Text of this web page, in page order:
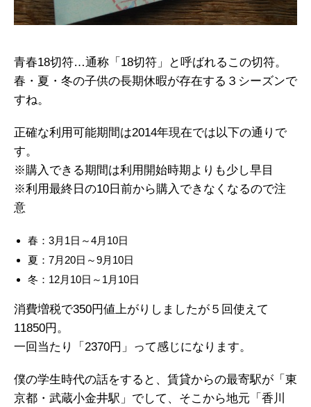
青春18切符…通称「18切符」と呼ばれるこの切符。
春・夏・冬の子供の長期休暇が存在する３シーズンで
すね。
正確な利用可能期間は2014年現在では以下の通りで
す。
※購入できる期間は利用開始時期よりも少し早目
※利用最終日の10日前から購入できなくなるので注
意
春：3月1日～4月10日
夏：7月20日～9月10日
冬：12月10日～1月10日
消費増税で350円値上がりしましたが５回使えて
11850円。
一回当たり「2370円」って感じになります。
僕の学生時代の話をすると、賃貸からの最寄駅が「東
京都・武蔵小金井駅」でして、そこから地元「香川